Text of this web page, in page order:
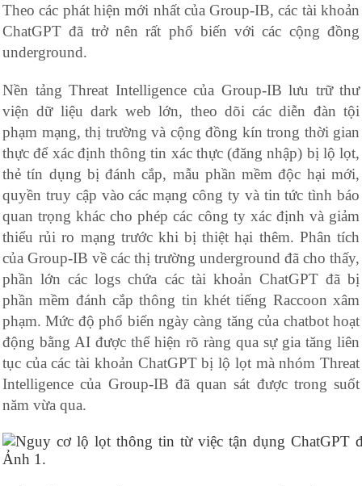
Theo các phát hiện mới nhất của Group-IB, các tài khoản
ChatGPT đã trở nên rất phổ biến với các cộng đồng
underground.
Nền tảng Threat Intelligence của Group-IB lưu trữ thư
viện dữ liệu dark web lớn, theo dõi các diễn đàn tội
phạm mạng, thị trường và cộng đồng kín trong thời gian
thực để xác định thông tin xác thực (đăng nhập) bị lộ lọt,
thẻ tín dụng bị đánh cắp, mẫu phần mềm độc hại mới,
quyền truy cập vào các mạng công ty và tin tức tình báo
quan trọng khác cho phép các công ty xác định và giảm
thiểu rủi ro mạng trước khi bị thiệt hại thêm. Phân tích
của Group-IB về các thị trường underground đã cho thấy,
phần lớn các logs chứa các tài khoản ChatGPT đã bị
phần mềm đánh cắp thông tin khét tiếng Raccoon xâm
phạm. Mức độ phổ biến ngày càng tăng của chatbot hoạt
động bằng AI được thể hiện rõ ràng qua sự gia tăng liên
tục của các tài khoản ChatGPT bị lộ lọt mà nhóm Threat
Intelligence của Group-IB đã quan sát được trong suốt
năm vừa qua.